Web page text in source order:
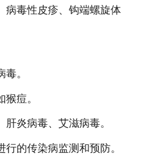
病毒性皮疹、钩端螺旋体
。
痘。
炎病毒、艾滋病毒。
的传染病监测和预防。